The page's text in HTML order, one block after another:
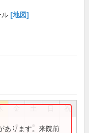
ル [地図]
祝
●
あります。来院前